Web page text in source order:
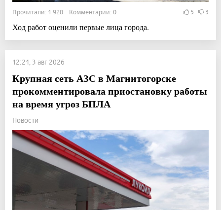
Прочитали: 1 920 Комментарии: 0 5 3
Ход работ оценили первые лица города.
12:21, 3 авг 2026
Крупная сеть АЗС в Магнитогорске
прокомментировала приостановку работы
на время угроз БПЛА
Новости